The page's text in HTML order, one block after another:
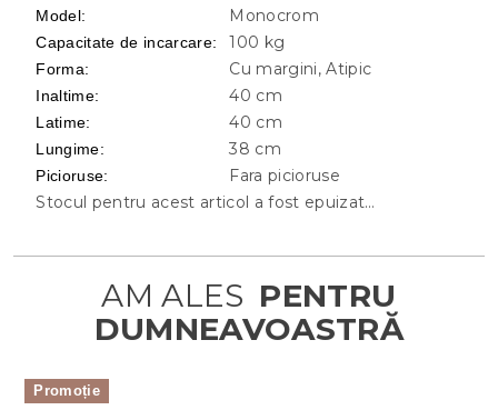
Promoție
Model: Monocrom
Capacitate de incarcare: 100 kg
Forma: Cu margini, Atipic
Inaltime: 40 cm
Latime: 40 cm
Lungime: 38 cm
Picioruse:
Fara picioruse
Stocul pentru acest articol a fost epuizat…